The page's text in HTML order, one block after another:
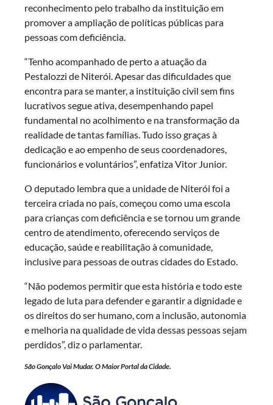
reconhecimento pelo trabalho da instituição em
promover a ampliação de políticas públicas para
pessoas com deficiência.
“Tenho acompanhado de perto a atuação da
Pestalozzi de Niterói. Apesar das dificuldades que
encontra para se manter, a instituição civil sem fins
lucrativos segue ativa, desempenhando papel
fundamental no acolhimento e na transformação da
realidade de tantas famílias. Tudo isso graças à
dedicação e ao empenho de seus coordenadores,
funcionários e voluntários”, enfatiza Vitor Junior.
O deputado lembra que a unidade de Niterói foi a
terceira criada no país, começou como uma escola
para crianças com deficiência e se tornou um grande
centro de atendimento, oferecendo serviços de
educação, saúde e reabilitação à comunidade,
inclusive para pessoas de outras cidades do Estado.
“Não podemos permitir que esta história e todo este
legado de luta para defender e garantir a dignidade e
os direitos do ser humano, com a inclusão, autonomia
e melhoria na qualidade de vida dessas pessoas sejam
perdidos”, diz o parlamentar.
São Gonçalo Vai Mudar. O Maior Portal da Cidade.